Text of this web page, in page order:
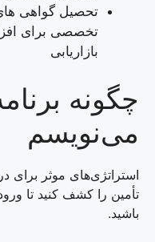
تحصیل گواهی
تخصصی برای
بازاریابی
چگونه
می‌نویسم
استراتژی‌های موثر برای
تأمین را کشف کنید تا
باشید.